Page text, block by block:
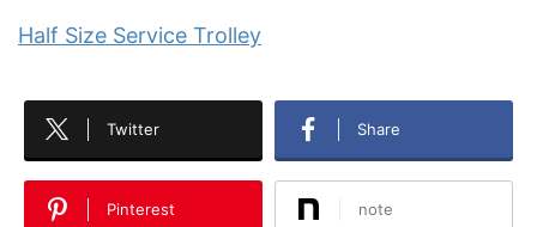
Half Size Service Trolley
Twitter Share
Pinterest note